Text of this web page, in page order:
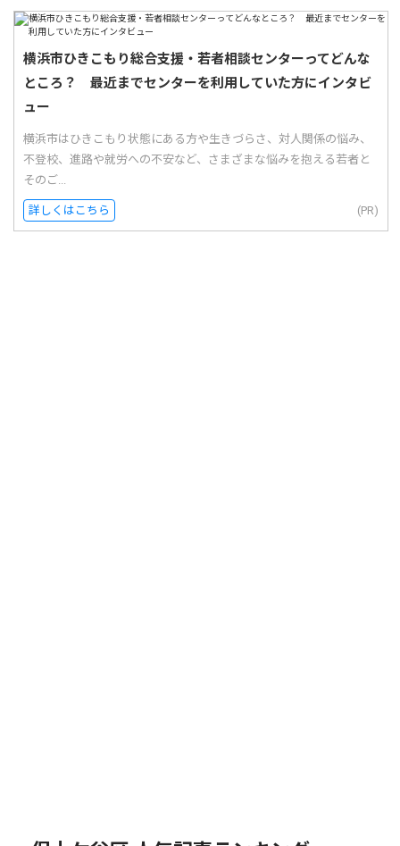
横浜市ひきこもり総合支援・若者相談センターってどんな
ところ？ 最近までセンターを利用していた方にインタビ
ュー
横浜市はひきこもり状態にある方や生きづらさ、対人関係の悩み、
不登校、進路や就労への不安など、さまざまな悩みを抱える若者と
そのご...
詳しくはこちら (PR)